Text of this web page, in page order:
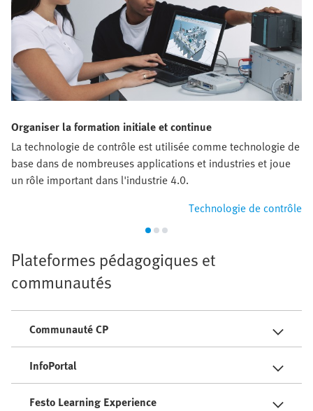
Organiser la formation initiale et continue
La technologie de contrôle est utilisée comme technologie de
base dans de nombreuses applications et industries et joue
un rôle important dans l'industrie 4.0.
Technologie de contrôle
Plateformes pédagogiques et
communautés
Communauté CP
InfoPortal
Festo Learning Experience